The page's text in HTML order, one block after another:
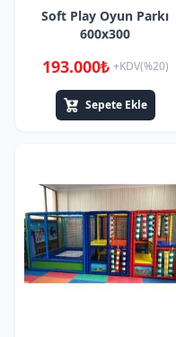
Soft Play Oyun Parkı
600x300
193.000₺ +KDV(%20)
Sepete Ekle